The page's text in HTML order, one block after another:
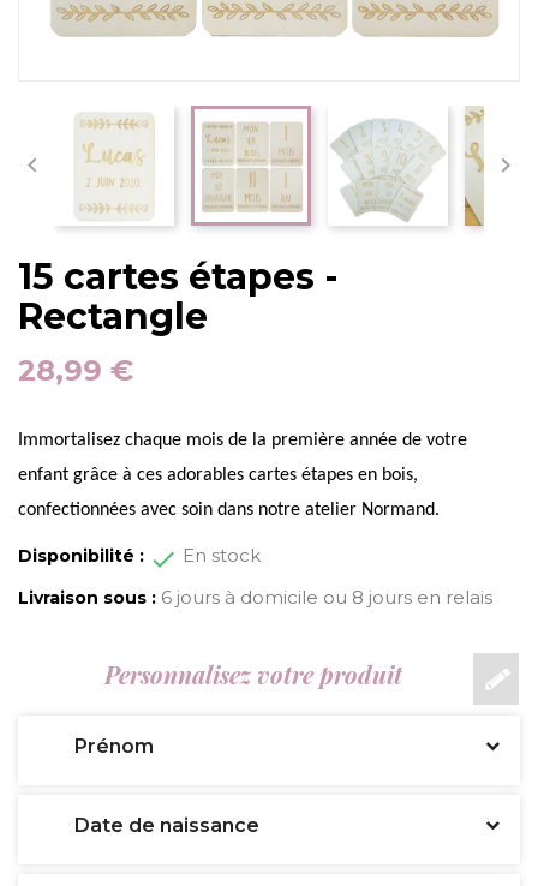
 
15 cartes étapes -
Rectangle
28,99 €
Immortalisez chaque mois de la première année de votre
enfant grâce à ces adorables cartes étapes en bois,
confectionnées avec soin dans notre atelier Normand.
Disponibilité : En stock
Livraison sous : 6 jours à domicile ou 8 jours en relais
Personnalisez votre produit
Prénom
Date de naissance